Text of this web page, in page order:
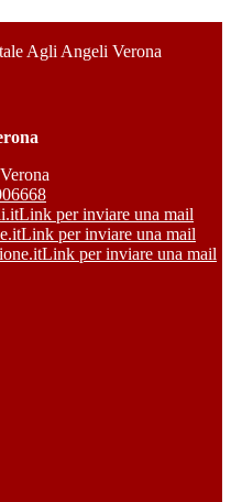
Agli Angeli Verona
Link per inviare una mail
Link per inviare una mail
Link per inviare una mail